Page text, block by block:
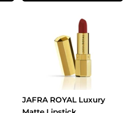
JAFRA ROYAL Luxury